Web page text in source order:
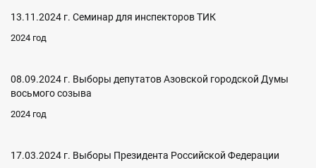
13.11.2024 г. Семинар для инспекторов ТИК
2024 год
08.09.2024 г. Выборы депутатов Азовской городской Думы
восьмого созыва
2024 год
17.03.2024 г. Выборы Президента Российской Федерации